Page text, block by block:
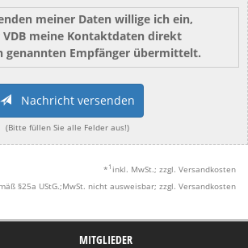
meiner Daten willige ich ein,
VDB meine Kontaktdaten direkt
genannten Empfänger übermittelt.
Nachricht versenden
(Bitte füllen Sie alle Felder aus!)
* 1 inkl. MwSt.; zzgl. Versandkosten
§25a UStG.;MwSt. nicht ausweisbar; zzgl. Versandkosten
MITGLIEDER